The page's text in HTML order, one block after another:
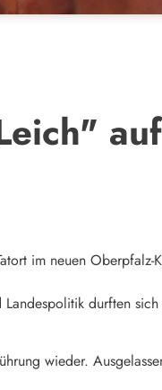
im neuen Oberpfalz-
durften
wieder.